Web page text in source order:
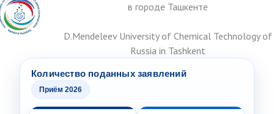
в городе Ташкенте
D.Mendeleev University of Chemical Technology of
Russia in Tashkent
Количество поданных заявлений
Приём 2026